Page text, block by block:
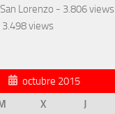
Lorenzo - 3.806 views
views
octubre 2015
X J